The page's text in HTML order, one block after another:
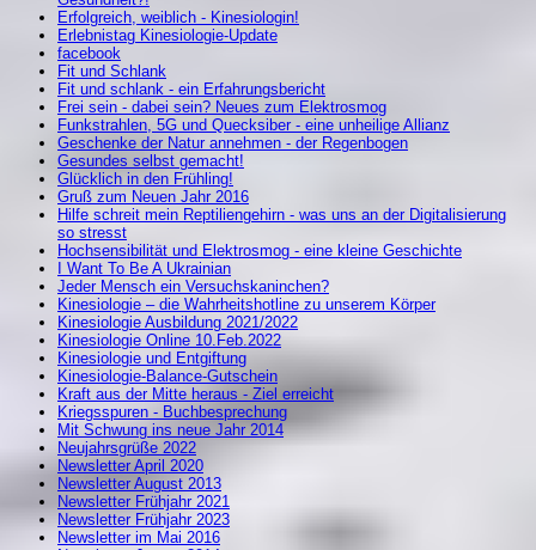
Erfolgreich, weiblich - Kinesiologin!
Erlebnistag Kinesiologie-Update
facebook
Fit und Schlank
Fit und schlank - ein Erfahrungsbericht
Frei sein - dabei sein? Neues zum Elektrosmog
Funkstrahlen, 5G und Quecksiber - eine unheilige Allianz
Geschenke der Natur annehmen - der Regenbogen
Gesundes selbst gemacht!
Glücklich in den Frühling!
Gruß zum Neuen Jahr 2016
Hilfe schreit mein Reptiliengehirn - was uns an der Digitalisierung
so stresst
Hochsensibilität und Elektrosmog - eine kleine Geschichte
I Want To Be A Ukrainian
Jeder Mensch ein Versuchskaninchen?
Kinesiologie – die Wahrheitshotline zu unserem Körper
Kinesiologie Ausbildung 2021/2022
Kinesiologie Online 10.Feb.2022
Kinesiologie und Entgiftung
Kinesiologie-Balance-Gutschein
Kraft aus der Mitte heraus - Ziel erreicht
Kriegsspuren - Buchbesprechung
Mit Schwung ins neue Jahr 2014
Neujahrsgrüße 2022
Newsletter April 2020
Newsletter August 2013
Newsletter Frühjahr 2021
Newsletter Frühjahr 2023
Newsletter im Mai 2016